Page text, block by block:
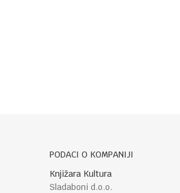
PODACI O KOMPANIJI
Knjižara Kultura
Sladaboni d.o.o.